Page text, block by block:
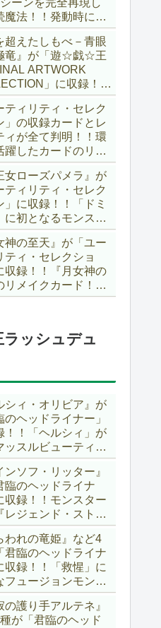
ーンを完全再現し
魔法！！発動時に無
モンスターを裏返す
、なかなかの影響力
～。「Ｖジャンプ
10月号)」付属カー
遊戯王OCG】
超えたしもべ－青眼
竜』が「遊☆戯☆王
ARTWORK
」に収録！！
撃と除去、強固な
、正しく『強靭！無
強！』な「ブルーア
が登場です！！【遊
】
ティリティ・セレク
」の収録カードとレ
ィが全て判明！！環
躍したカードのリメ
多数収録！！調整版
の指名者』や「ドミ
の少女のカード化な
目要素が満載ですね
遊戯王OCG】
女ローズパメラ』が
ティリティ・セレク
」に収録！！「ドミ
に初となるモンスタ
場！！『聖王の粉
『列王詩篇』に描か
た少女で、実際にこ
強力にサポートし
すね！！【遊戯王
神の至天』が「ユー
ティ・セレクショ
収録！！『月女神の
リメイクカード！！
向が読めなくなりま
範囲の広がった『墓
名者』はめちゃくち
ラッシュデュ
シィ・オリビア』が
のヘッドライナー」
！！「ヘルシィ」が
ッスルビューティー
が判明！！優秀なリ
ル魔法『健康ズハ
をサルベージできる
ターでしたか～。
王ラッシュデュエ
ンソフ・リッター』
臨のヘッドライナ
収録！！モンスター
レジェンド・ストラ
とも言える強力な蘇
持ち！！そのステー
ら、「救惺」との相
群に良いですね～。
王ラッシュデュエ
われの竜姫』など4
君臨のヘッドライナ
収録！！「救惺」に
フュージョンモンス
サポーターが登
性能の高さはもちろ
ラストから推察され
の護り手アルテネ』
が「君臨のヘッド